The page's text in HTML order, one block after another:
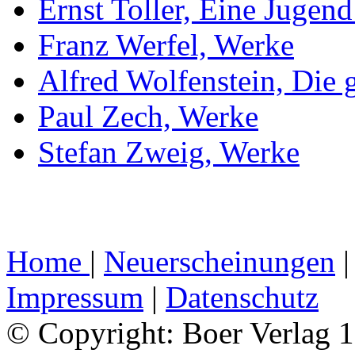
Ernst Toller, Eine
Franz Werfel, Werke
Alfred Wolfenstein, Die
Paul Zech, Werke
Stefan Zweig, Werke
Home | Neuerscheinungen
Impressum | Datenschutz
© Copyright: Boer Verlag